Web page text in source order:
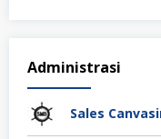
Administrasi
Sales